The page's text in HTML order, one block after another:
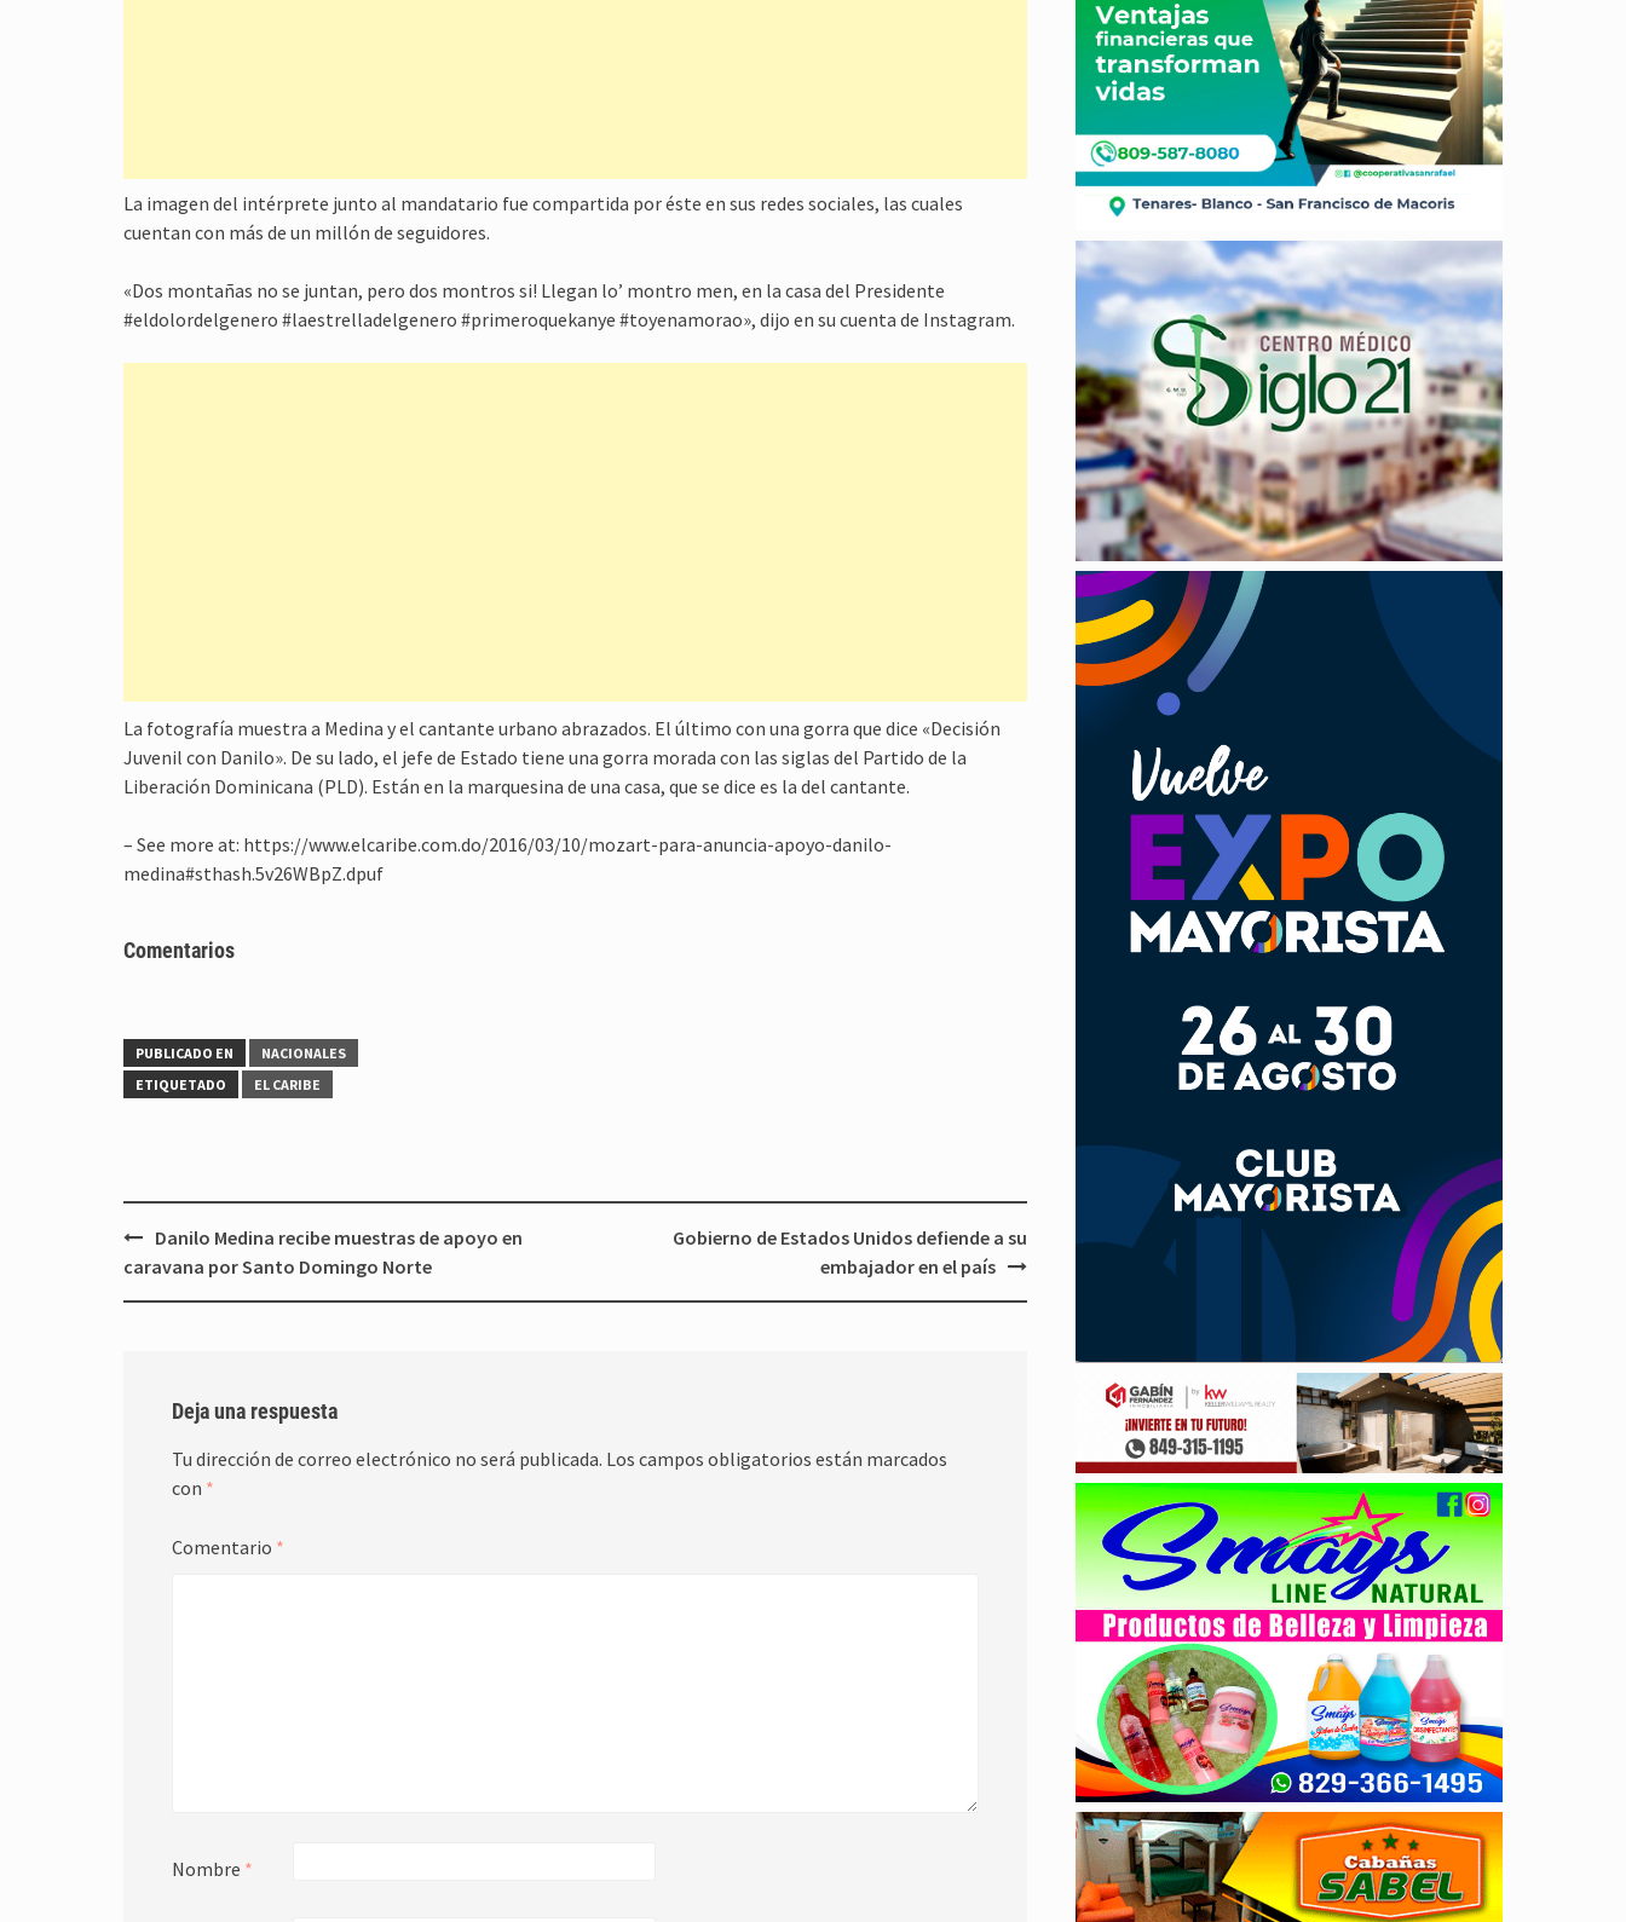
La imagen del intérprete junto al mandatario fue compartida por éste en sus redes sociales, las cuales
cuentan con más de un millón de seguidores.
«Dos montañas no se juntan, pero dos montros si! Llegan lo’ montro men, en la casa del Presidente
#eldolordelgenero #laestrelladelgenero #primeroquekanye #toyenamorao», dijo en su cuenta de Instagram.
La fotografía muestra a Medina y el cantante urbano abrazados. El último con una gorra que dice «Decisión
Juvenil con Danilo». De su lado, el jefe de Estado tiene una gorra morada con las siglas del Partido de la
Liberación Dominicana (PLD). Están en la marquesina de una casa, que se dice es la del cantante.
– See more at: https://www.elcaribe.com.do/2016/03/10/mozart-para-anuncia-apoyo-danilo-
medina#sthash.5v26WBpZ.dpuf
Comentarios
PUBLICADO EN
NACIONALES
ETIQUETADO
EL CARIBE
Navegación
de
Danilo Medina recibe muestras de apoyo en
caravana por Santo Domingo Norte
Gobierno de Estados Unidos defiende a su
embajador en el país
Deja una respuesta
Tu dirección de correo electrónico no será publicada. Los campos obligatorios están marcados
con *
Comentario *
Nombre *